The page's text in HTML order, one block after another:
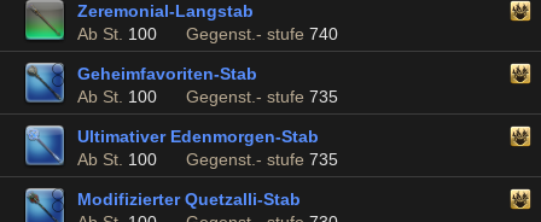
Zeremonial-Langstab
Ab St. 100 Gegenst.- stufe 740
Geheimfavoriten-Stab
Ab St. 100 Gegenst.- stufe 735
Ultimativer Edenmorgen-Stab
Ab St. 100 Gegenst.- stufe 735
Modifizierter Quetzalli-Stab